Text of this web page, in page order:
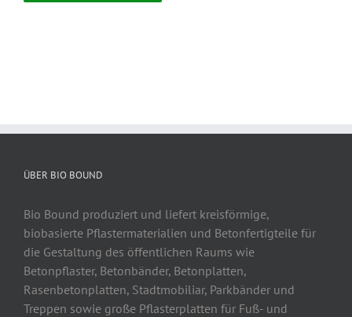
ÜBER BIO BOUND
Bio Bound produziert und liefert kreisförmige,
biobasierte Pflastermaterialien und Betonfertigteile für
die Gestaltung des öffentlichen Raums wie
Betonpflaster, Betonbänder, Betonplatten,
Rasenbetonplatten, Stadtmobiliar, Parkbänder und
Treppen sowie große Pflasterplatten für Fuß- und